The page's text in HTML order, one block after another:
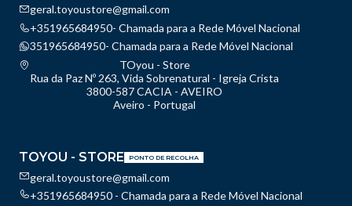
geral.toyoustore@gmail.com
+351965684950- Chamada para a Rede Móvel Nacional
351965684950- Chamada para a Rede Móvel Nacional
TOyou - Store
Rua da Paz Nº 263, Vida Sobrenatural - Igreja Crista
3800-587 CACIA - AVEIRO
Aveiro - Portugal
TOYOU - STORE PONTO DE RECOLHA
geral.toyoustore@gmail.com
+351965684950 - Chamada para a Rede Móvel Nacional